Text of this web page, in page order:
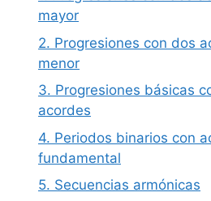
mayor
2. Progresiones con dos
menor
3. Progresiones básicas
acordes
4. Periodos binarios con
fundamental
5. Secuencias armónicas